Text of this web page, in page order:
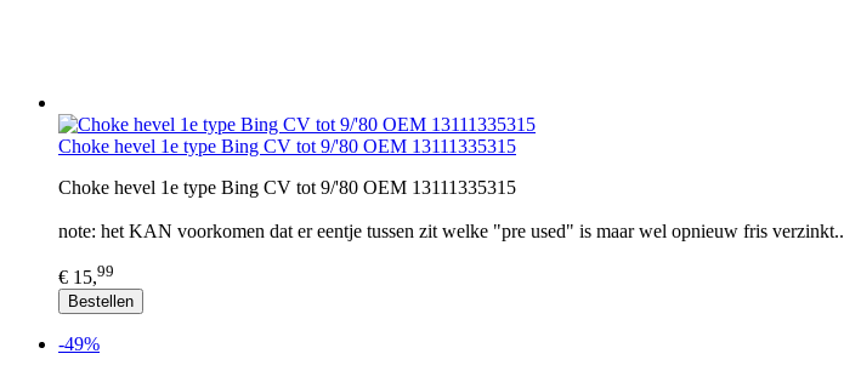
Choke hevel 1e type Bing CV tot 9/'80 OEM 13111335315
Choke hevel 1e type Bing CV tot 9/'80 OEM 13111335315
note: het KAN voorkomen dat er eentje tussen zit welke "pre used" is maar wel opnieuw fris verzinkt..
€ 15,99
Bestellen
-49%